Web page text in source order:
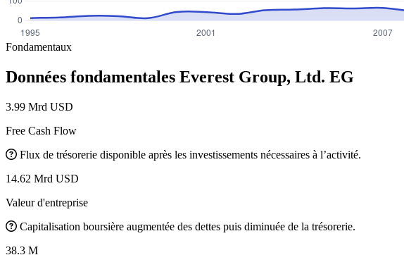
Fondamentaux
Données fondamentales Everest Group, Ltd. EG
3.99 Mrd USD
Free Cash Flow
Flux de trésorerie disponible après les investissements nécessaires à l’activité.
14.62 Mrd USD
Valeur d'entreprise
Capitalisation boursière augmentée des dettes puis diminuée de la trésorerie.
38.3 M